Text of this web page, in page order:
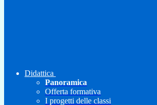
Didattica
Panoramica
Offerta formativa
I progetti delle classi